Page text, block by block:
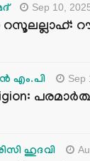
Sep 10,
റസൂലല്ലാഹ്:
എം.പി Sep
ഹുദവി